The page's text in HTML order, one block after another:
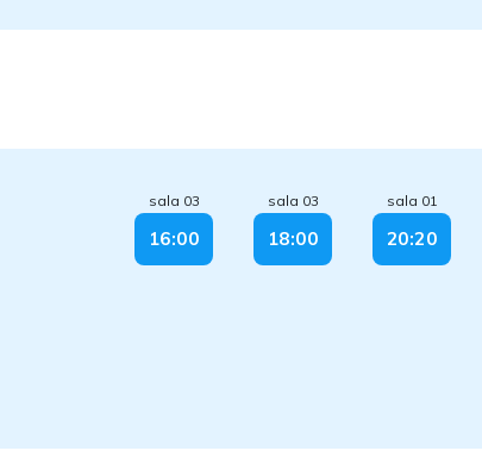
sala 03
16:00
sala 03
18:00
sala 01
20:20